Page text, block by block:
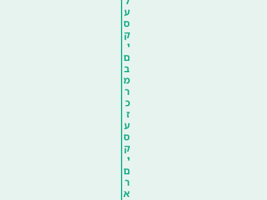
ע
ס
ק
י
ם
ב
מ
ר
כ
ז
ע
ס
ק
י
ם
ר
א